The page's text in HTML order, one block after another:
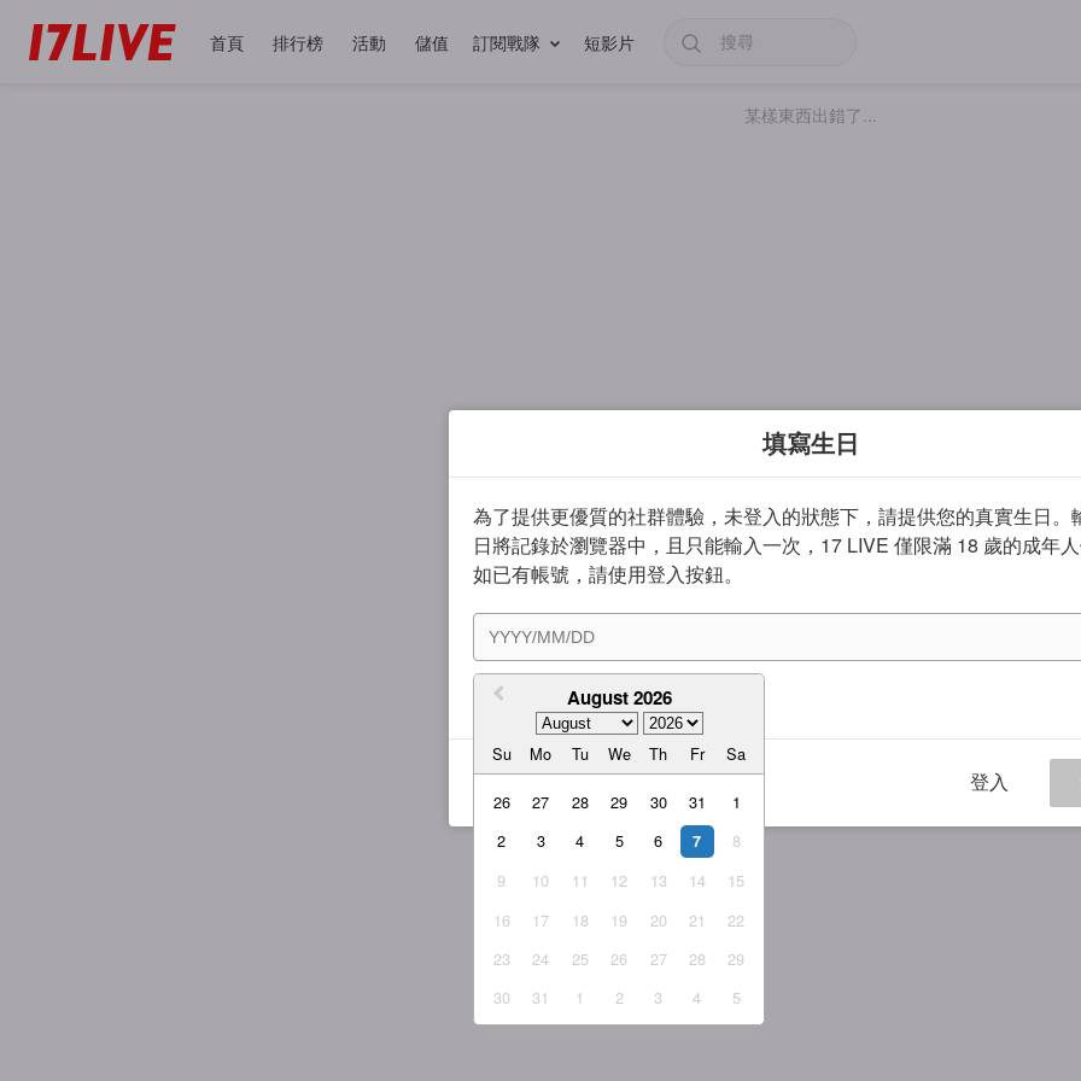
首頁 排行榜 活動 儲值 訂閱戰隊 短影片
某樣東西出錯了...
填寫生日
為了提供更優質的社群體驗，未登入的狀態下，請提供您的真實生日。
日將記錄於瀏覽器中，且只能輸入一次，17 LIVE 僅限滿 18 歲的成年人
如已有帳號，請使用登入按鈕。
August 2026
Su Mo Tu We Th Fr Sa
26 27 28 29 30 31
1
2
3 4 5 6 7
8
9
10 11 12 13 14
15
16
17 18 19 20 21
22
23
24 25 26 27 28
29
30
31 1 2 3 4 5
我同意 服務條款與隱私權政策
登入